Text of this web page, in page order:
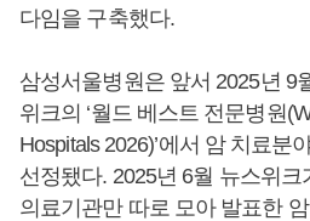
다임을 구축했다.
삼성서울병원은 앞서 2025년 9
위크의 ‘월드 베스트 전문병원
Hospitals 2026)’에서 암 치료분
선정됐다. 2025년 6월 뉴스위
의료기관만 따로 모아 발표한